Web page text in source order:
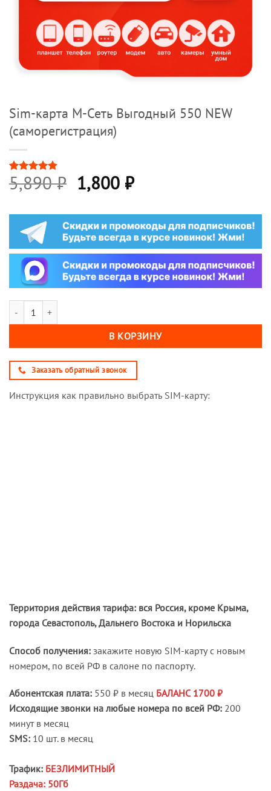
Sim-карта М-Сеть Выгодный 550 NEW
(саморегистрация)
Рейтинг
4.8из 5
10
5,890₽ Первоначальная
цена
составляла
5,890 ₽.
1,800 ₽Текущая
1,800 ₽.
Количество товара Sim-карта М-Сеть Выгодный 550 NEW
В КОРЗИНУ
Заказать обратный звонок
Инструкция как правильно выбрать SIM-карту:
Территория действия тарифа: вся Россия, кроме Крыма,
города Севастополь, Дальнего Востока и Норильска
Способ получения: закажите новую SIM-карту с новым
номером, по всей РФ в салоне по паспорту.
Абонентская плата: 550 ₽ в месяц БАЛАНС 1700 ₽
Исходящие звонки на любые номера по всей РФ: 200
минут в месяц
SMS: 10 шт. в месяц
Трафик: БЕЗЛИМИТНЫЙ
Раздача: 50Гб